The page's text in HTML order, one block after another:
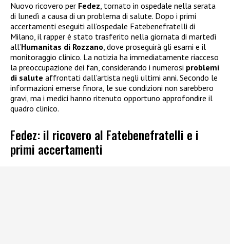
Nuovo ricovero per Fedez, tornato in ospedale nella serata
di lunedì a causa di un problema di salute. Dopo i primi
accertamenti eseguiti all’ospedale Fatebenefratelli di
Milano, il rapper è stato trasferito nella giornata di martedì
all’Humanitas di Rozzano, dove proseguirà gli esami e il
monitoraggio clinico. La notizia ha immediatamente riacceso
la preoccupazione dei fan, considerando i numerosi problemi
di salute affrontati dall’artista negli ultimi anni. Secondo le
informazioni emerse finora, le sue condizioni non sarebbero
gravi, ma i medici hanno ritenuto opportuno approfondire il
quadro clinico.
Fedez: il ricovero al Fatebenefratelli e i
primi accertamenti